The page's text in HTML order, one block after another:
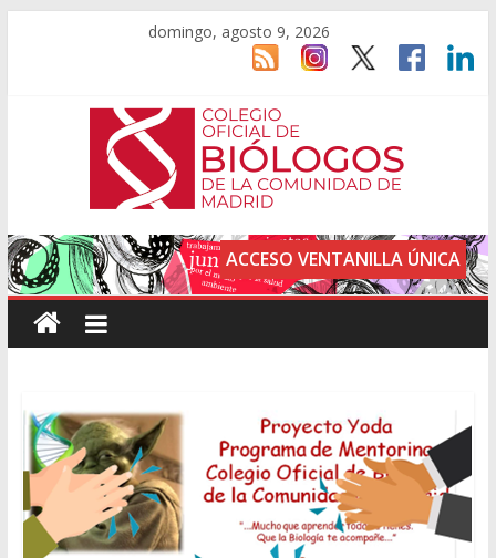
domingo, agosto 9, 2026
ACCESO VENTANILLA ÚNICA